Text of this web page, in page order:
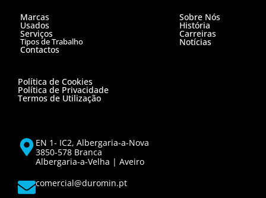
Marcas
Usados
Serviços
Tipos de Trabalho
Contactos
Sobre Nós
História
Carreiras
Notícias
Política de Cookies
Política de Privacidade
Termos de Utilização
EN 1- IC2, Albergaria-a-Nova
3850-578 Branca
Albergaria-a-Velha | Aveiro
comercial@duromin.pt